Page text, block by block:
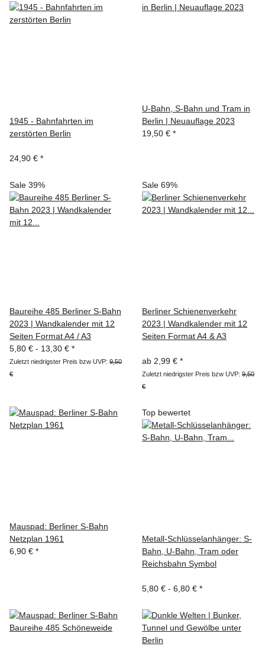
1945 - Bahnfahrten im
zerstörten Berlin
24,90 € *
U-Bahn, S-Bahn und Tram in
Berlin | Neuauflage 2023
19,50 € *
Sale 39%
Baureihe 485 Berliner S-Bahn
2023 | Wandkalender mit 12
Seiten Format A4 / A3
5,80 € - 13,30 € *
Zuletzt niedrigster Preis bzw UVP: 9,50
€
Sale 69%
Berliner Schienenverkehr
2023 | Wandkalender mit 12
Seiten Format A4 & A3
ab 2,99 € *
Zuletzt niedrigster Preis bzw UVP: 9,50
€
Mauspad: Berliner S-Bahn
Netzplan 1961
6,90 € *
Top bewertet
Metall-Schlüsselanhänger: S-
Bahn, U-Bahn, Tram oder
Reichsbahn Symbol
5,80 € - 6,80 € *